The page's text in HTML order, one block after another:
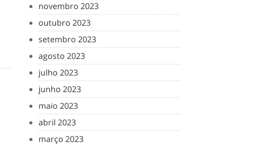
novembro 2023
outubro 2023
setembro 2023
agosto 2023
julho 2023
junho 2023
maio 2023
abril 2023
março 2023